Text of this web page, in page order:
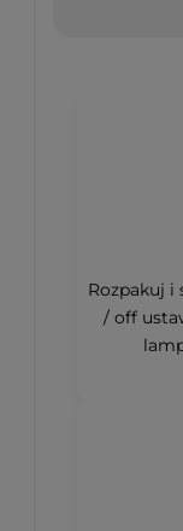
Rozpakuj i
/ off